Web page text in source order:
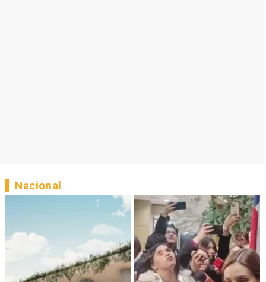
Nacional